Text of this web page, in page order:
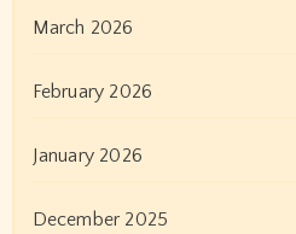
March 2026
February 2026
January 2026
December 2025